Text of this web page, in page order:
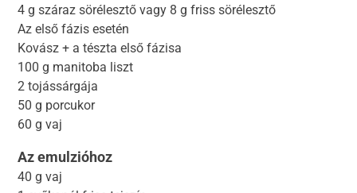
4 g száraz sörélesztő vagy 8 g friss sörélesztő
Az első fázis esetén
Kovász + a tészta első fázisa
100 g manitoba liszt
2 tojássárgája
50 g porcukor
60 g vaj
Az emulzióhoz
40 g vaj